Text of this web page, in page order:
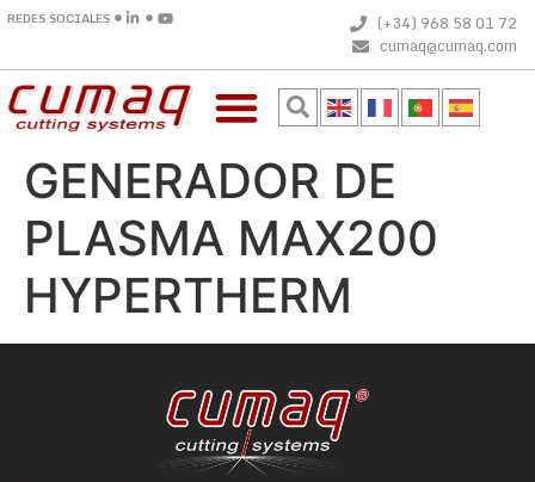
REDES SOCIALES
(+34) 968 58 01 72
cumaq@cumaq.com
GENERADOR DE
PLASMA MAX200
HYPERTHERM